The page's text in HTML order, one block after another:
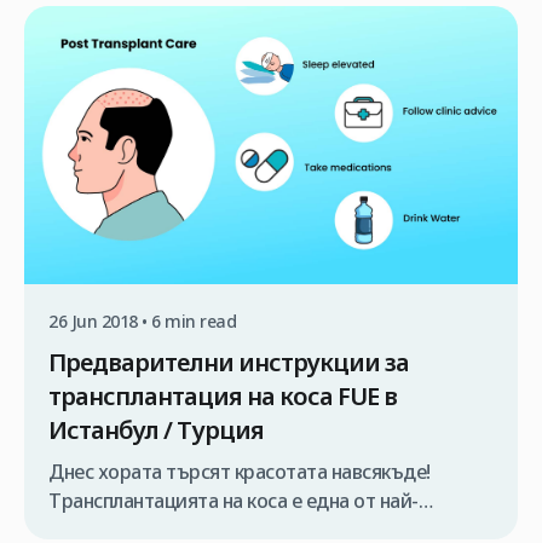
26 Jun 2018 • 6 min read
Предварителни инструкции за
трансплантация на коса FUE в
Истанбул / Турция
Днес хората търсят красотата навсякъде!
Трансплантацията на коса е една от най-